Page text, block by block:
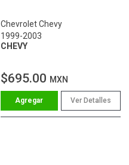
Chevrolet Chevy
1999-2003
CHEVY
$695.00 MXN
Ver Detalles